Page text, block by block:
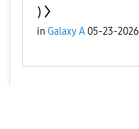
)
in Galaxy A 05-23-2026